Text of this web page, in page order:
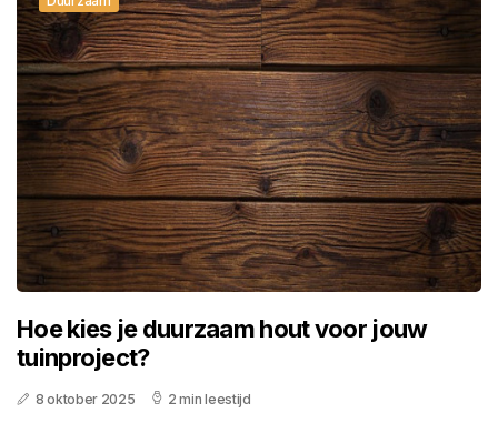
Hoe kies je duurzaam hout voor jouw
tuinproject?
8 oktober 2025 2 min leestijd